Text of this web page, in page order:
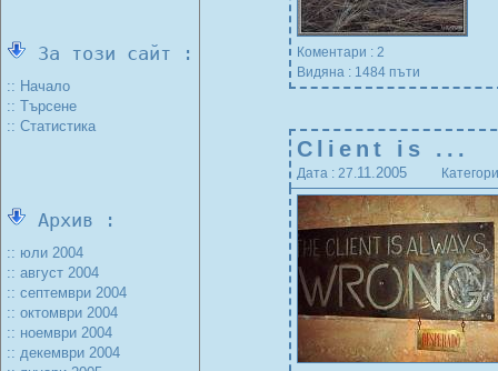
За този сайт :
:: Начало
:: Търсене
:: Статистика
Архив :
:: юли 2004
:: август 2004
:: септември 2004
:: октомври 2004
:: ноември 2004
:: декември 2004
Коментари : 2
Видяна : 1484 пъти
Client is ...
Дата : 27.11.2005